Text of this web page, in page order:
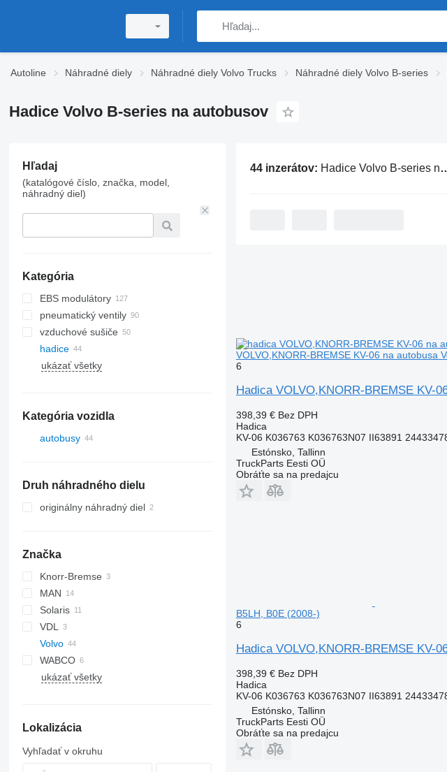
Autoline Náhradné diely Náhradné diely Volvo Trucks Náhradné diely Volvo B-series
Hadice Volvo B-series na autobusov
Hľadaj
(katalógové číslo, značka, model,
náhradný diel)
Kategória
EBS modulátory
pneumatický ventily
vzduchové sušiče
hadice
ukázať všetky
Kategória vozidla
autobusy
Druh náhradného dielu
originálny náhradný diel
Značka
Knorr-Bremse
MAN
Solaris
Alpino
Urbino
VDL
Volvo
B-series
B7
B12
WABCO
ukázať všetky
Lokalizácia
Vyhľadať v okruhu
44 inzerátov: Hadice Volvo B-series na autobusov
VOLVO,KNORR-BREMSE KV-06 na autobusa
6
Hadica VOLVO,KNORR-BREMSE KV-
398,39 € Bez DPH
Hadica
KV-06 K036763 K036763N07 II63891
Estónsko, Tallinn
TruckParts Eesti OÜ
Obráťte sa na predajcu
B5LH, B0E (2008-)
6
Hadica VOLVO,KNORR-BREMSE KV-
398,39 € Bez DPH
Hadica
KV-06 K036763 K036763N07 II63891
Estónsko, Tallinn
TruckParts Eesti OÜ
Obráťte sa na predajcu